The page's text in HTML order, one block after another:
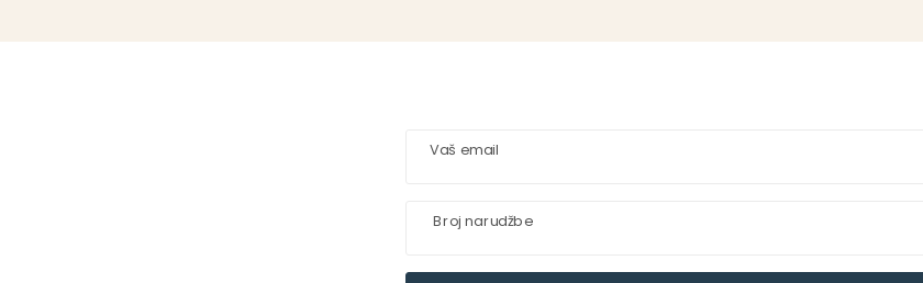
Vaš email
Broj narudžbe